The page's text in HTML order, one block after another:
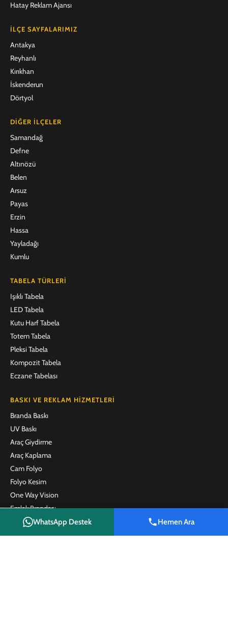
WishlistCart My account
Hatay Reklam Ajansı
İLÇE SAYFALARIMIZ
Antakya
Reyhanlı
Kırıkhan
İskenderun
Dörtyol
DIĞER İLÇELER
Samandağ
Defne
Altınözü
Belen
Arsuz
Payas
Erzin
Hassa
Yayladağı
Kumlu
TABELA TÜRLERI
Işıklı Tabela
LED Tabela
Kutu Harf Tabela
Totem Tabela
Pleksi Tabela
Kompozit Tabela
Eczane Tabelası
BASKI VE REKLAM HIZMETLERI
Branda Baskı
UV Baskı
Araç Giydirme
Araç Kaplama
Cam Folyo
Folyo Kesim
One Way Vision
Emlak Brandası
Emlak Afişi
Satılık Tabelası
WhatsApp Destek Hemen Ara